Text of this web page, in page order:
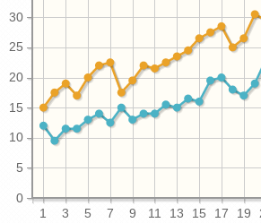
1 3 5 7 9 11 13 15 17 19
0
5
10
15
20
25
30